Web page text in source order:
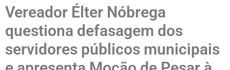
Vereador Élter Nóbrega
questiona defasagem dos
servidores públicos municipais